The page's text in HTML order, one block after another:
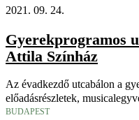
2021. 09. 24.
Gyerekprogramos
Attila Színház
Az évadkezdő utcabálon a
előadásrészletek,
BUDAPEST